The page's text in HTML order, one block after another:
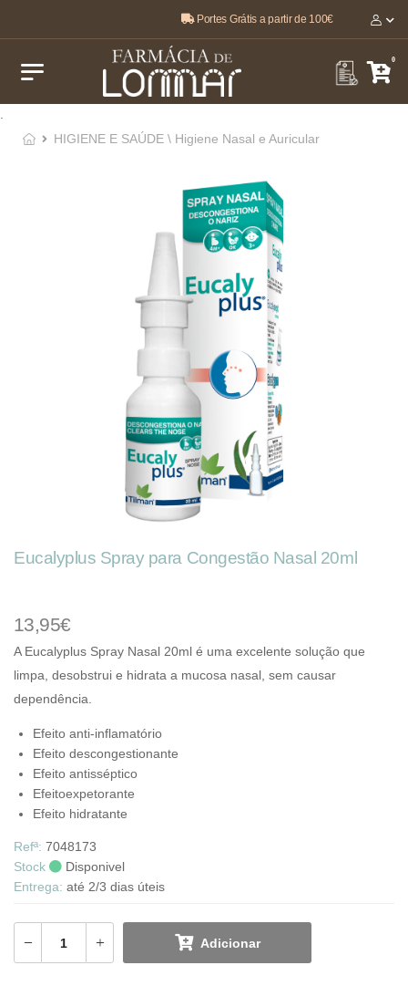
O melhor, pela sua saúde e bem-estar 🤍
Portes Grátis a partir de 100€
0
HIGIENE E SAÚDE \ Higiene Nasal e Auricular
Eucalyplus Spray para Congestão Nasal 20ml
13,95€
A Eucalyplus Spray Nasal 20ml é uma excelente solução que
limpa, desobstrui e hidrata a mucosa nasal, sem causar
dependência.
Efeito anti-inflamatório
Efeito descongestionante
Efeito antisséptico
Efeitoexpetorante
Efeito hidratante
Refª: 7048173
Stock
Disponivel
Entrega: até 2/3 dias úteis
Adicionar